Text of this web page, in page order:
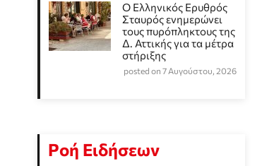
Ο Ελληνικός Ερυθρός
Σταυρός ενημερώνει
τους πυρόπληκτους της
Δ. Αττικής για τα μέτρα
στήριξης
posted on 7 Αυγούστου, 2026
Ροή Ειδήσεων